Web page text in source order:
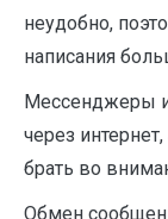
неудобно,
написания
Мессенджеры
через
брать во
Обмен